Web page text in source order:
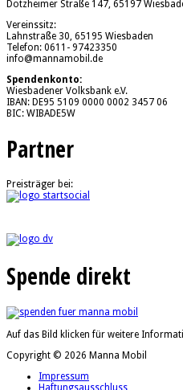
Dotzheimer Straße 147, 65197
Vereinssitz:
Lahnstraße 30, 65195 Wiesbaden
Telefon: 0611- 97423350
info@mannamobil.de
Spendenkonto:
Wiesbadener Volksbank e.V.
IBAN: DE95 5109 0000 0002 3457 06
BIC: WIBADE5W
Partner
Preisträger bei:
Spende direkt
Auf das Bild klicken für weitere
Copyright © 2026 Manna Mobil
Impressum
Haftungsausschluss